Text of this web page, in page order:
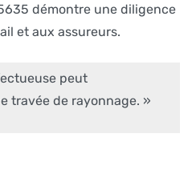
démontre une diligence
et aux assureurs.
peut
travée de rayonnage. »